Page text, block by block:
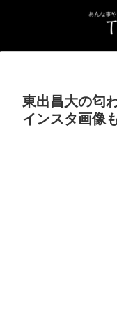
東出昌大の匂
インスタ画像